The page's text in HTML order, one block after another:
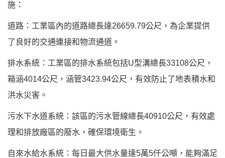
施：
道路：工業區內的道路總長達26659.79公尺，為企業提供
了良好的交通連接和物流通道。
排水系統：工業區的排水系統包括U型溝總長33108公尺，
箱涵4014公尺，涵管3423.94公尺，有效防止了地表積水和
洪水災害。
污水下水道系統：該區的污水管線總長40910公尺，有效處
理和排放廠區的廢水，確保環境衛生。
自來水給水系統：每日最大供水量達5萬5仟公噸，能夠滿足